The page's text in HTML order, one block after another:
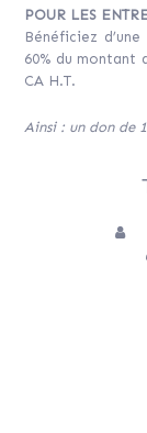
POUR LES
Bénéficiez
60% du montant
CA H.T.
Ainsi : un don de